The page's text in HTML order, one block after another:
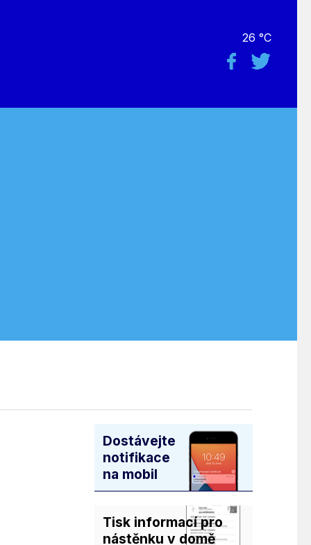
26 °C
Dostávejte
notifikace
na mobil
Tisk informací pro
nástěnku v domě